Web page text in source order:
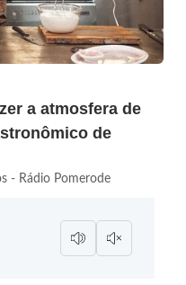
a atmosfera de
de
- Rádio Pomerode